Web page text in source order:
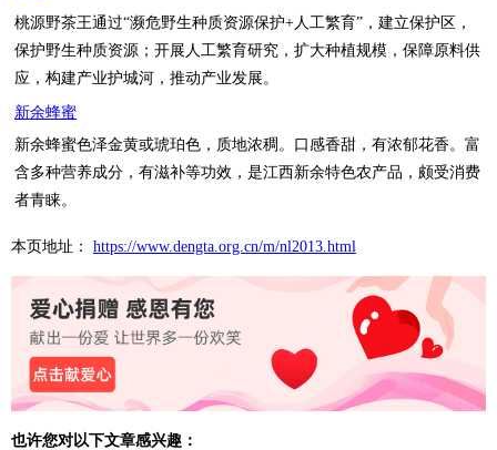
桃源野茶王通过“濒危野生种质资源保护+人工繁育”，建立保护区，
保护野生种质资源；开展人工繁育研究，扩大种植规模，保障原料供
应，构建产业护城河，推动产业发展。
新余蜂蜜
新余蜂蜜色泽金黄或琥珀色，质地浓稠。口感香甜，有浓郁花香。富
含多种营养成分，有滋补等功效，是江西新余特色农产品，颇受消费
者青睐。
本页地址： https://www.dengta.org.cn/m/nl2013.html
也许您对以下文章感兴趣：